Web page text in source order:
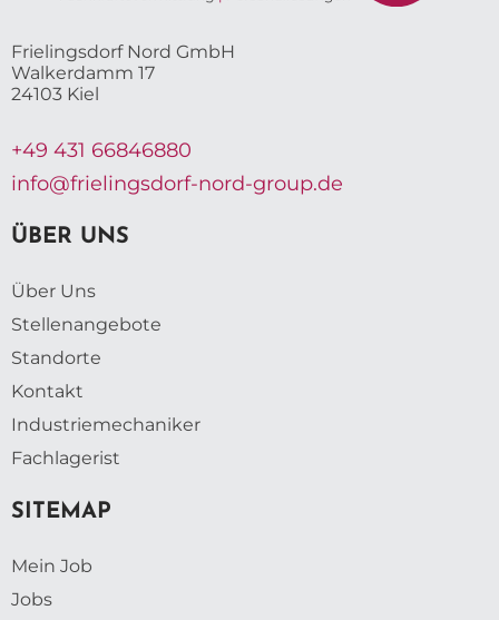
Frielingsdorf Nord GmbH
Walkerdamm 17
24103 Kiel
+49 431 66846880
info@frielingsdorf-nord-group.de
ÜBER UNS
Über Uns
Stellenangebote
Standorte
Kontakt
Industriemechaniker
Fachlagerist
SITEMAP
Mein Job
Jobs